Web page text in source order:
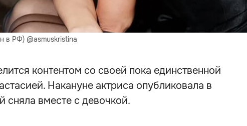
в РФ) @asmuskristina
контентом со своей пока единственной
Накануне актриса опубликовала в
сняла вместе с девочкой.